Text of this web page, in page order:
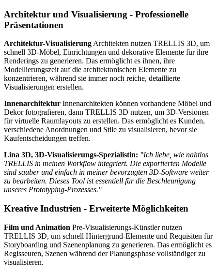
Architektur und Visualisierung - Professionelle
Präsentationen
Architektur-Visualisierung Architekten nutzen TRELLIS 3D, um
schnell 3D-Möbel, Einrichtungen und dekorative Elemente für ihre
Renderings zu generieren. Das ermöglicht es ihnen, ihre
Modellierungszeit auf die architektonischen Elemente zu
konzentrieren, während sie immer noch reiche, detaillierte
Visualisierungen erstellen.
Innenarchitektur Innenarchitekten können vorhandene Möbel und
Dekor fotografieren, dann TRELLIS 3D nutzen, um 3D-Versionen
für virtuelle Raumlayouts zu erstellen. Das ermöglicht es Kunden,
verschiedene Anordnungen und Stile zu visualisieren, bevor sie
Kaufentscheidungen treffen.
Lina 3D, 3D-Visualisierungs-Spezialistin: "Ich liebe, wie nahtlos
TRELLIS in meinen Workflow integriert. Die exportierten Modelle
sind sauber und einfach in meiner bevorzugten 3D-Software weiter
zu bearbeiten. Dieses Tool ist essentiell für die Beschleunigung
unseres Prototyping-Prozesses."
Kreative Industrien - Erweiterte Möglichkeiten
Film und Animation Pre-Visualisierungs-Künstler nutzen
TRELLIS 3D, um schnell Hintergrund-Elemente und Requisiten für
Storyboarding und Szenenplanung zu generieren. Das ermöglicht es
Regisseuren, Szenen während der Planungsphase vollständiger zu
visualisieren.